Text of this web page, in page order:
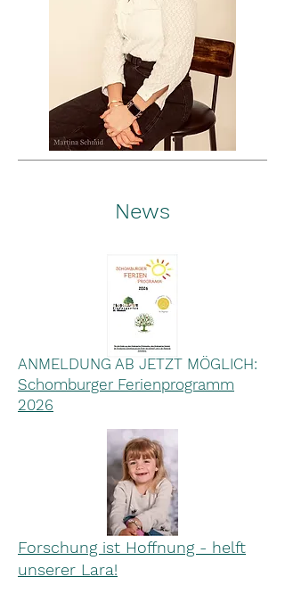
News
ANMELDUNG AB JETZT MÖGLICH:
Schomburger Ferienprogramm
2026
Forschung ist Hoffnung - helft
unserer Lara!